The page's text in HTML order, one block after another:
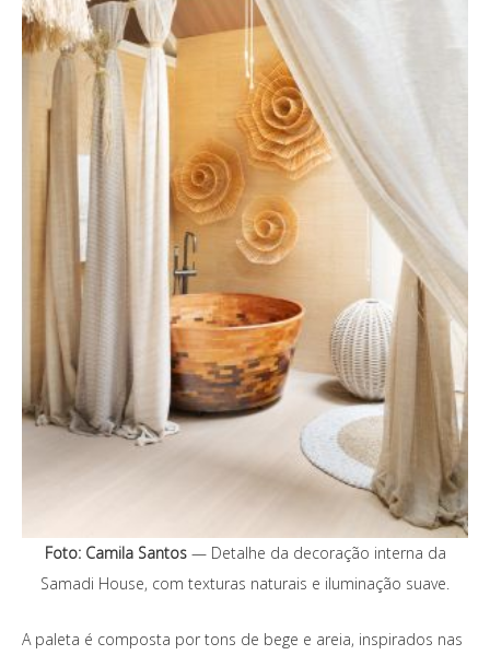
Foto: Camila Santos— Detalhe da decoração interna da
Samadi House, com texturas naturais e iluminação suave.
A paleta é composta por tons de bege e areia, inspirados nas